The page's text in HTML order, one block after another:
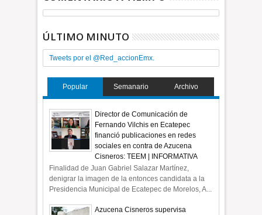
ÚLTIMO MINUTO
Tweets por el @Red_accionEmx.
Popular Semanario Archivo
Director de Comunicación de
Fernando Vilchis en Ecatepec
financió publicaciones en redes
sociales en contra de Azucena
Cisneros: TEEM | INFORMATIVA
Finalidad de Juan Gabriel Salazar Martínez,
denigrar la imagen de la entonces candidata a la
Presidencia Municipal de Ecatepec de Morelos, A...
Azucena Cisneros supervisa